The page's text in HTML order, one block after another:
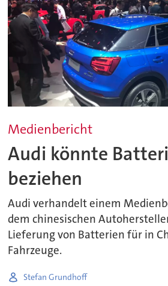
Medienbericht
Audi könnte
beziehen
Audi verhandelt einem
dem chinesischen
Lieferung von Batterien für in
Fahrzeuge.
Stefan Grundhoff